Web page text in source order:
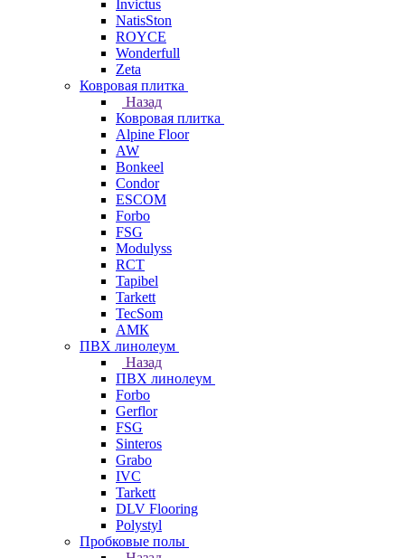
Invictus
NatisSton
ROYCE
Wonderfull
Zeta
Ковровая плитка
Назад
Ковровая плитка
Alpine Floor
AW
Bonkeel
Condor
ESCOM
Forbo
FSG
Modulyss
RCT
Tapibel
Tarkett
TecSom
АМК
ПВХ линолеум
Назад
ПВХ линолеум
Forbo
Gerflor
FSG
Sinteros
Grabo
IVC
Tarkett
DLV Flooring
Polystyl
Пробковые полы